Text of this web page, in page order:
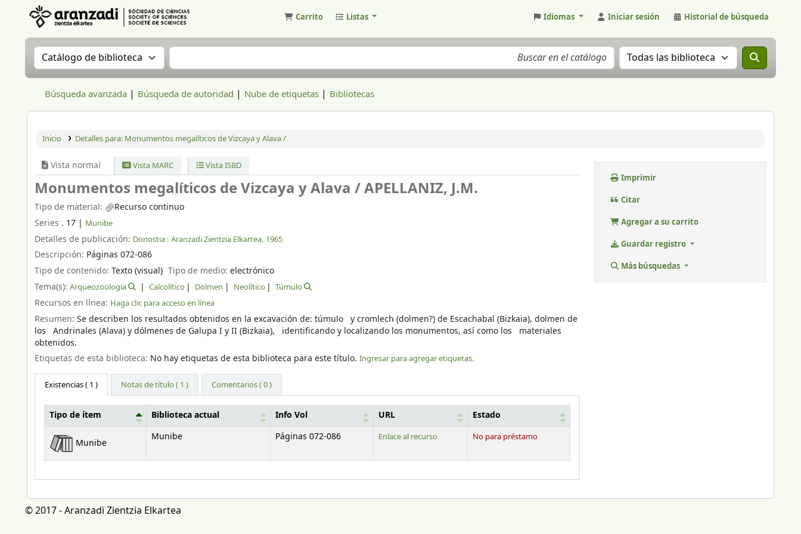
Carrito Listas Idiomas Iniciar sesión Historial de búsqueda
Buscar en el catálogo por:Buscar en el catálogo Buscar el catálogo en:
Búsqueda avanzada Búsqueda de autoridad Nube de etiquetas Bibliotecas
Inicio Detalles para: Monumentos megalíticos de Vizcaya y Alava /
Vista normal Vista MARC Vista ISBD
Monumentos megalíticos de Vizcaya y Alava /APELLANIZ, J.M.
Tipo de material:
Recurso continuo
Series . 17 | Munibe
Detalles de publicación: Donostia : Aranzadi Zientzia Elkartea, 1965
Descripción: Páginas 072-086
Tipo de contenido: Texto (visual) Tipo de medio:electrónico
Tema(s): Arqueozoología Calcolítico Dolmen Neolítico Túmulo
Recursos en línea: Haga clic para acceso en línea
Resumen: Se describen los resultados obtenidos en la excavación de: túmulo y cromlech (dolmen?) de Escachabal (Bizkaia), dolmen de
los Andrinales (Alava) y dólmenes de Galupa I y II (Bizkaia), identificando y localizando los monumentos, así como los materiales
obtenidos.
Etiquetas de esta biblioteca: No hay etiquetas de esta biblioteca para este título. Ingresar para agregar etiquetas.
Existencias( 1 ) Notas de título ( 1 ) Comentarios ( 0 )
Existencias
Tipo de ítem Biblioteca actual Info Vol URL Estado
Munibe
Munibe Páginas 072-086 Enlace al recurso No para préstamo
Imprimir
Citar
Agregar a su carrito
Guardar registro
Más búsquedas
© 2017 - Aranzadi Zientzia Elkartea